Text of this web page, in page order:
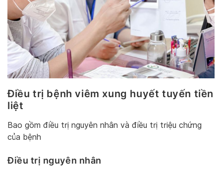
Điều trị bệnh viêm xung huyết tuyến tiền
liệt
Bao gồm điều trị nguyên nhân và điều trị triệu chứng
của bệnh
Điều trị nguyên nhân